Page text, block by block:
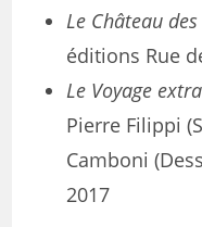
Le Château
éditions Rue
Le Voyage
Pierre Filippi
Camboni
2017